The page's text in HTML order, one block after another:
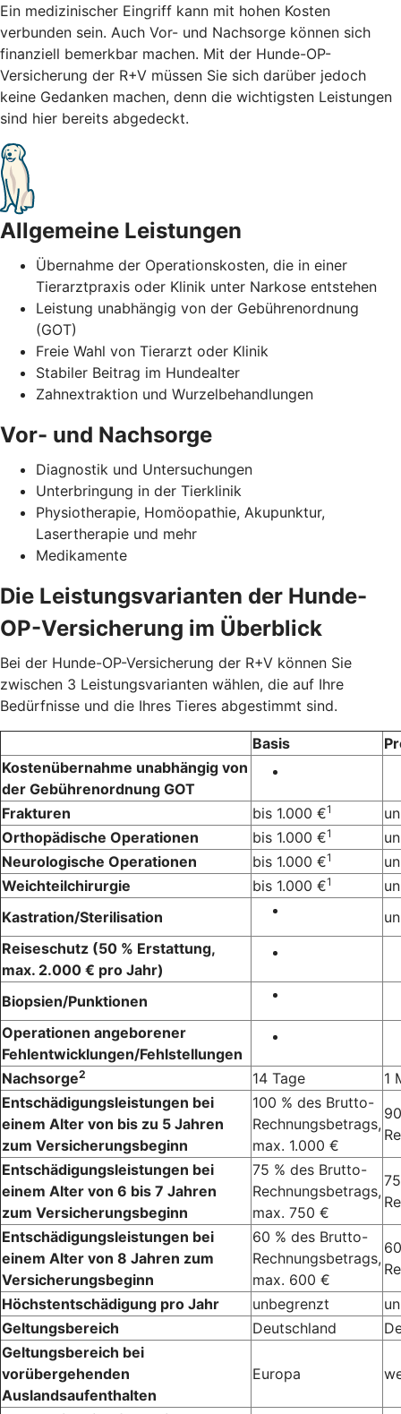
Ein medizinischer Eingriff kann mit hohen Kosten
verbunden sein. Auch Vor- und Nachsorge können sich
finanziell bemerkbar machen. Mit der Hunde-OP-
Versicherung der R+V müssen Sie sich darüber jedoch
keine Gedanken machen, denn die wichtigsten Leistungen
sind hier bereits abgedeckt.
Allgemeine Leistungen
Übernahme der Operationskosten, die in einer
Tierarztpraxis oder Klinik unter Narkose entstehen
Leistung unabhängig von der Gebührenordnung
(GOT)
Freie Wahl von Tierarzt oder Klinik
Stabiler Beitrag im Hundealter
Zahnextraktion und Wurzelbehandlungen
Vor- und Nachsorge
Diagnostik und Untersuchungen
Unterbringung in der Tierklinik
Physiotherapie, Homöopathie, Akupunktur,
Lasertherapie und mehr
Medikamente
Die Leistungsvarianten der Hunde-
OP-Versicherung im Überblick
Bei der Hunde-OP-Versicherung der R+V können Sie
zwischen 3 Leistungsvarianten wählen, die auf Ihre
Bedürfnisse und die Ihres Tieres abgestimmt sind.
Basis
Kostenübernahme unabhängig von
der Gebührenordnung GOT
Frakturen
bis 1.000 €1
Orthopädische Operationen
bis 1.000 €1
Neurologische Operationen
bis 1.000 €1
Weichteilchirurgie
bis 1.000 €1
Kastration/Sterilisation
Reiseschutz (50 % Erstattung,
max. 2.000 € pro Jahr)
Biopsien/Punktionen
Operationen angeborener
Fehlentwicklungen/Fehlstellungen
Nachsorge2 14 Tage
1
Entschädigungsleistungen bei
einem Alter von bis zu 5 Jahren
zum Versicherungsbeginn
100 % des Brutto-
Rechnungsbetrags,
max. 1.000 €
Entschädigungsleistungen bei
einem Alter von 6 bis 7 Jahren
zum Versicherungsbeginn
75 % des Brutto-
Rechnungsbetrags,
max. 750 €
Entschädigungsleistungen bei
einem Alter von 8 Jahren zum
Versicherungsbeginn
60 % des Brutto-
Rechnungsbetrags,
max. 600 €
Höchstentschädigung pro Jahr
unbegrenzt
Geltungsbereich
Deutschland
Geltungsbereich bei
vorübergehenden
Auslandsaufenthalten
Europa